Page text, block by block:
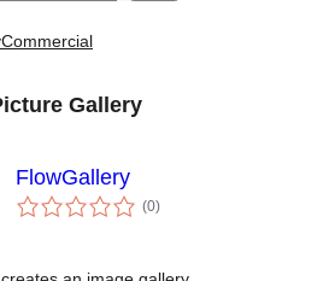
Commercial
Gallery
FlowGallery
(0एकूण
मूल्यांकन
)